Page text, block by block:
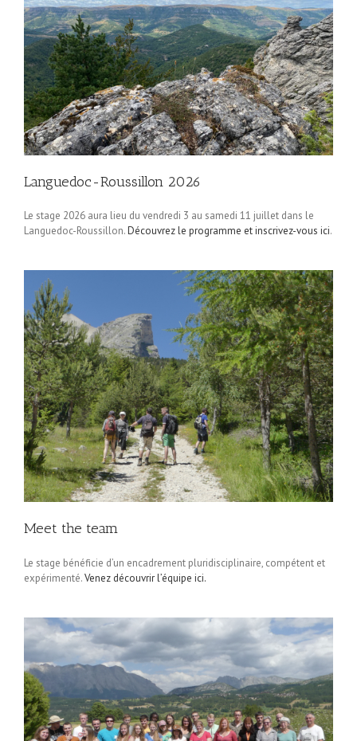
Languedoc-Roussillon 2026
Le stage 2026 aura lieu du vendredi 3 au samedi 11 juillet dans le
Languedoc-Roussillon.Découvrez le programme et inscrivez-vous ici.
Meet the team
Le stage bénéficie d’un encadrement pluridisciplinaire, compétent et
expérimenté.Venez découvrir l’équipe ici.